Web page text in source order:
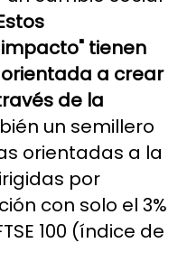
tienen
a crear
de la
un semillero
orientadas a la
por
con solo el 3%
100 (índice de